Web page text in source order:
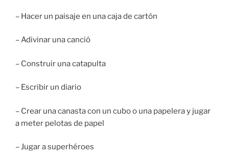
– Hacer un paisaje en una caja de cartón
– Adivinar una canció
– Construir una catapulta
– Escribir un diario
– Crear una canasta con un cubo o una papelera y jugar
a meter pelotas de papel
– Jugar a superhéroes